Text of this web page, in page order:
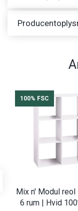
100% FSC
Mix n' Modul reol
6 rum | Hvid